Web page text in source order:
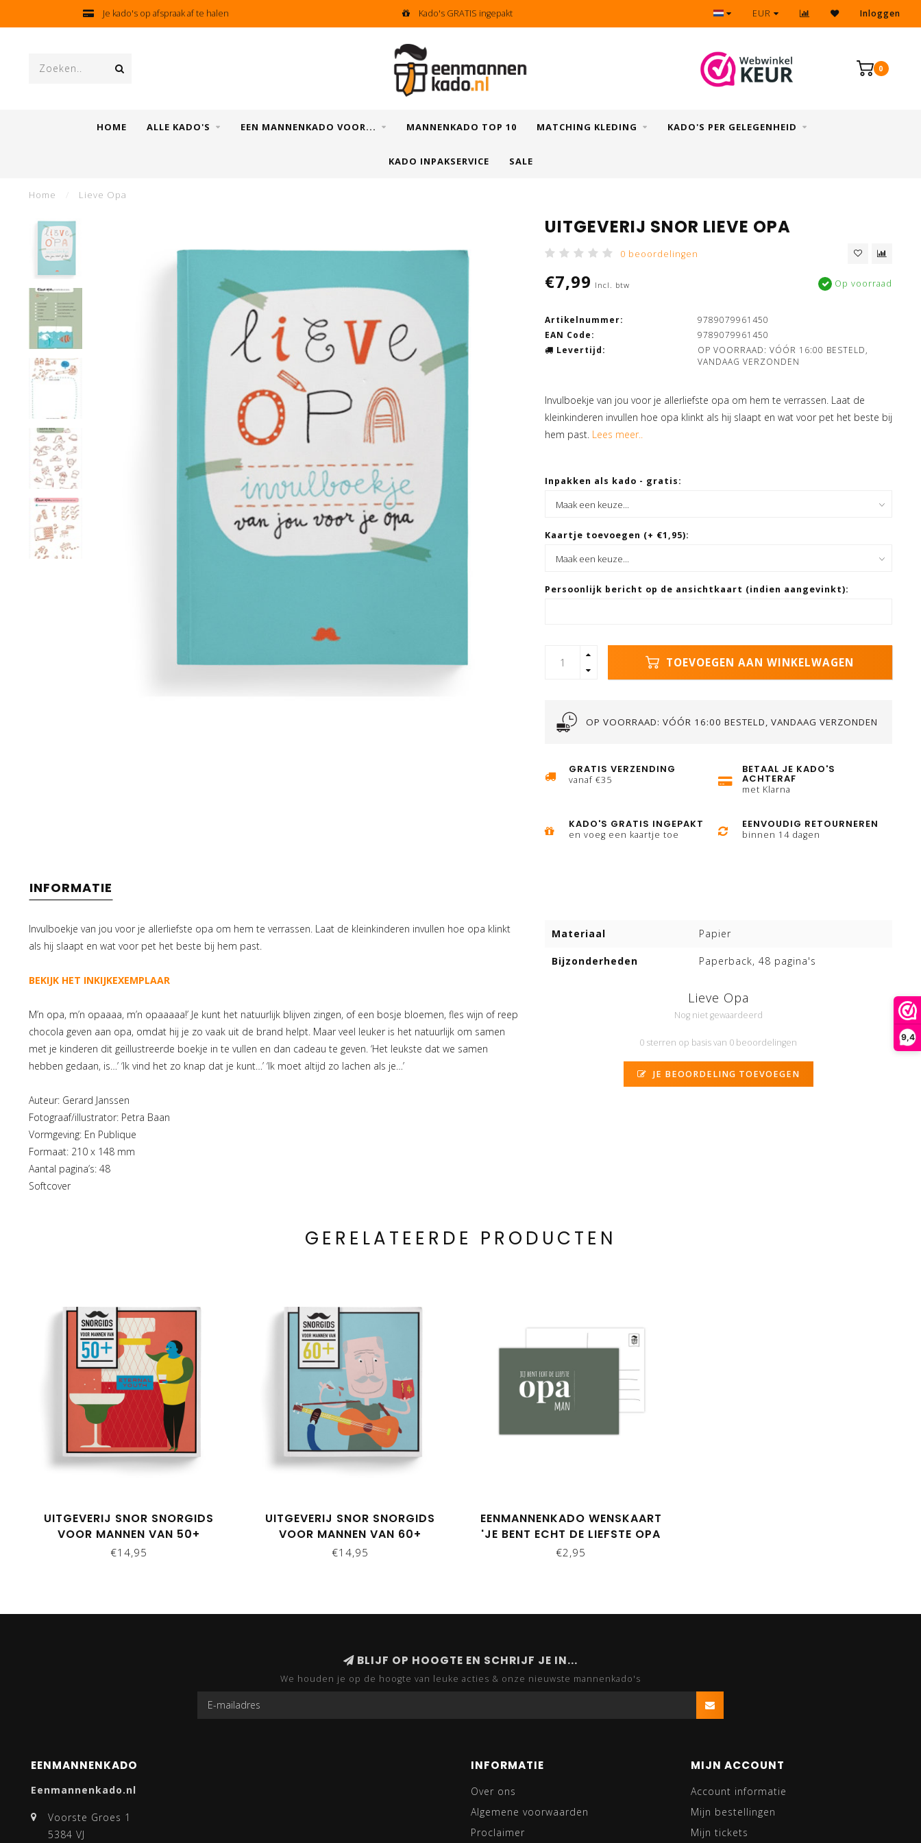
9,4
Je kado's op afspraak af te halen Kado's GRATIS ingepakt Eenvoudig & snel retourneren
EUR Inloggen
0
HOME ALLE KADO'S EEN MANNENKADO VOOR... MANNENKADO TOP 10 MATCHING KLEDING KADO'S PER GELEGENHEID
KADO INPAKSERVICE SALE
Home Lieve Opa
UITGEVERIJ SNOR LIEVE OPA
0 beoordelingen
€7,99 Incl. btw Op voorraad
Artikelnummer:
9789079961450
EAN Code:
9789079961450
Levertijd:
OP VOORRAAD: VÓÓR 16:00 BESTELD,
VANDAAG VERZONDEN
Invulboekje van jou voor je allerliefste opa om hem te verrassen. Laat de
kleinkinderen invullen hoe opa klinkt als hij slaapt en wat voor pet het beste bij
hem past. Lees meer..
Inpakken als kado - gratis:
Kaartje toevoegen (+ €1,95):
Persoonlijk bericht op de ansichtkaart (indien aangevinkt):
TOEVOEGEN AAN WINKELWAGEN
OP VOORRAAD: VÓÓR 16:00 BESTELD, VANDAAG VERZONDEN
GRATIS VERZENDING
vanaf €35
BETAAL JE KADO'S
ACHTERAF
met Klarna
KADO'S GRATIS INGEPAKT
en voeg een kaartje toe
EENVOUDIG RETOURNEREN
binnen 14 dagen
INFORMATIE
Invulboekje van jou voor je allerliefste opa om hem te verrassen. Laat de kleinkinderen invullen hoe opa klinkt
als hij slaapt en wat voor pet het beste bij hem past.
BEKIJK HET INKIJKEXEMPLAAR
M’n opa, m’n opaaaa, m’n opaaaaa!’ Je kunt het natuurlijk blijven zingen, of een bosje bloemen, fles wijn of reep
chocola geven aan opa, omdat hij je zo vaak uit de brand helpt. Maar veel leuker is het natuurlijk om samen
met je kinderen dit geïllustreerde boekje in te vullen en dan cadeau te geven. ‘Het leukste dat we samen
hebben gedaan, is…’ ‘Ik vind het zo knap dat je kunt…’ ‘Ik moet altijd zo lachen als je…’
Auteur: Gerard Janssen
Fotograaf/illustrator: Petra Baan
Vormgeving: En Publique
Formaat: 210 x 148 mm
Aantal pagina’s: 48
Softcover
Materiaal Papier
Bijzonderheden Paperback, 48 pagina's
Lieve Opa
Nog niet gewaardeerd
0 sterren op basis van 0 beoordelingen
JE BEOORDELING TOEVOEGEN
GERELATEERDE PRODUCTEN
UITGEVERIJ SNOR SNORGIDS
VOOR MANNEN VAN 50+
€14,95
UITGEVERIJ SNOR SNORGIDS
VOOR MANNEN VAN 60+
€14,95
EENMANNENKADO WENSKAART
'JE BENT ECHT DE LIEFSTE OPA
MAN' - GROEN
€2,95
BLIJF OP HOOGTE EN SCHRIJF JE IN...
We houden je op de hoogte van leuke acties & onze nieuwste mannenkado's
EENMANNENKADO
Eenmannenkado.nl
Voorste Groes 1
5384 VJ
INFORMATIE
Over ons
Algemene voorwaarden
Proclaimer
MIJN ACCOUNT
Account informatie
Mijn bestellingen
Mijn tickets